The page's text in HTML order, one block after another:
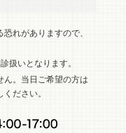
れがありますので、
扱いとなります。
。当日ご希望の方は
ださい。